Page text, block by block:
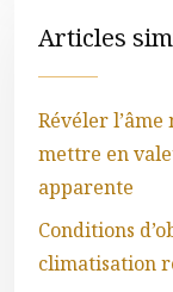
Articles
Révéler
mettre en
apparente
Conditions
climatisation